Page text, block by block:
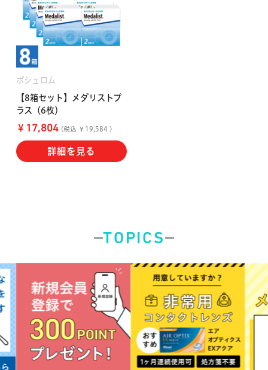
ボシュロム
【8箱セット】メダリストプ
ラス（6枚）
￥ 17,804(税込 ￥19,584 )
詳細を見る
TOPICS